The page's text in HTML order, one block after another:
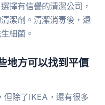
擇有信譽的清潔公司，
潔劑。清潔消毒後，還
細菌。
地方可以找到平價
但除了IKEA，還有很多